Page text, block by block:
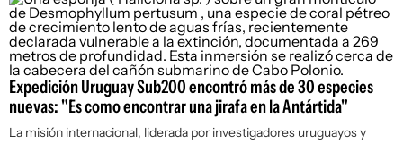
Expedición Uruguay Sub200 encontró más de 30 especies
nuevas: "Es como encontrar una jirafa en la Antártida"
La misión internacional, liderada por investigadores uruguayos y